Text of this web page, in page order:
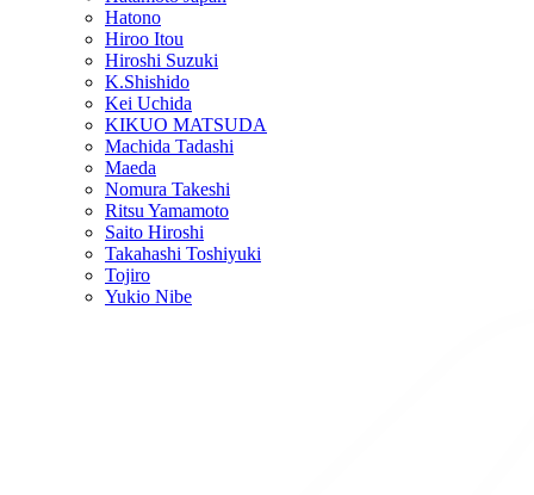
Hatono
Hiroo Itou
Hiroshi Suzuki
K.Shishido
Kei Uchida
KIKUO MATSUDA
Machida Tadashi
Maeda
Nomura Takeshi
Ritsu Yamamoto
Saito Hiroshi
Takahashi Toshiyuki
Tojiro
Yukio Nibe